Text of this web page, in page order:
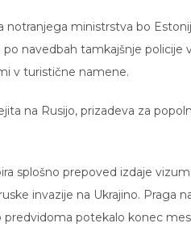
ministrstva bo
navedbah tamkajšnje policije
v turistične namene.
na Rusijo, prizadeva za
splošno prepoved izdaje
invazije na Ukrajino. Praga
potekalo konec